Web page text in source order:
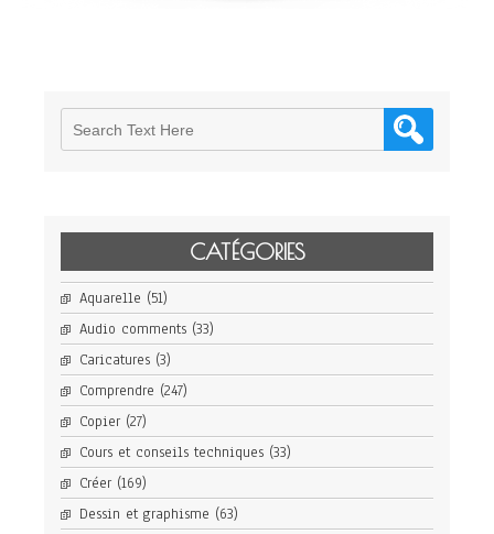
l’invisible
CATÉGORIES
Aquarelle (51)
Audio comments (33)
Caricatures (3)
Comprendre (247)
Copier (27)
Cours et conseils techniques (33)
Créer (169)
Dessin et graphisme (63)